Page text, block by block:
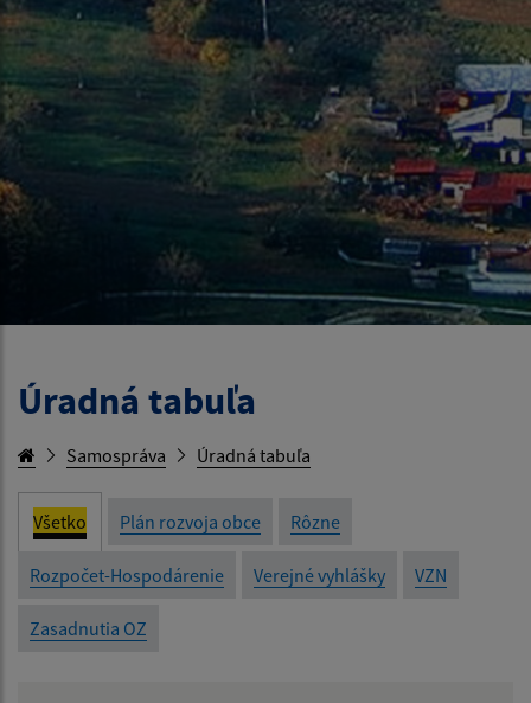
Úradná tabuľa
Samospráva Úradná tabuľa
Všetko Plán rozvoja obce Rôzne
Rozpočet-Hospodárenie Verejné vyhlášky VZN
Zasadnutia OZ